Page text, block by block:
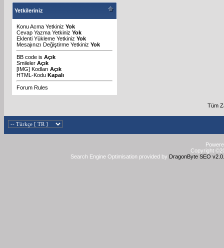
Yetkileriniz
Konu Acma Yetkiniz Yok
Cevap Yazma Yetkiniz Yok
Eklenti Yükleme Yetkiniz Yok
Mesajınızı Değiştirme Yetkiniz Yok
BB code is Açık
Smileler Açık
[IMG] Kodları Açık
HTML-Kodu Kapalı
Forum Rules
Tüm
Copyright
Search Engine Optimisation provided by DragonByte SEO